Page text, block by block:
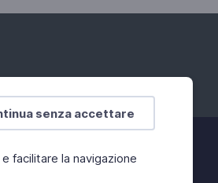
senza accettare
facilitare la navigazione